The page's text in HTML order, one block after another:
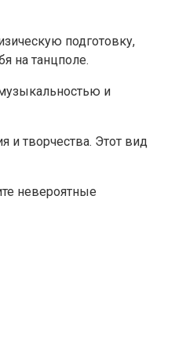
подготовку,
на танцполе.
и
творчества. Этот вид
невероятные